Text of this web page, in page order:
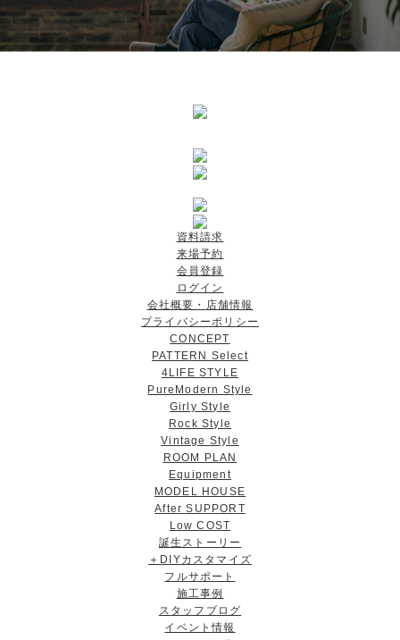
資料請求
来場予約
会員登録
ログイン
会社概要・店舗情報
プライバシーポリシー
CONCEPT
PATTERN Select
4LIFE STYLE
PureModern Style
Girly Style
Rock Style
Vintage Style
ROOM PLAN
Equipment
MODEL HOUSE
After SUPPORT
Low COST
誕生ストーリー
＋DIYカスタマイズ
フルサポート
施工事例
スタッフブログ
イベント情報